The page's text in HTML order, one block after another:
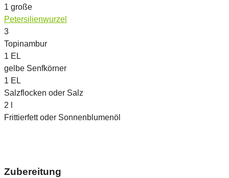
1 große
Petersilienwurzel
3
Topinambur
1 EL
gelbe Senfkörner
1 EL
Salzflocken oder Salz
2
Frittierfett oder Sonnenblumenöl
Zubereitung